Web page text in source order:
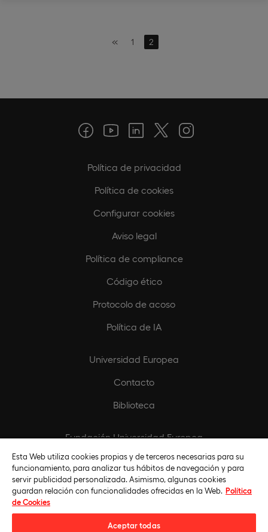
« 1 2
Política de privacidad
Política de cookies
Configurar cookies
Aviso legal
Política de compliance
Código ético
Protocolo de acoso
Política de IA
Universidad Europea
Contacto
Biblioteca
Fundación Universidad Europea
Titulaciones por instituciones
Esta Web utiliza cookies propias y de terceros necesarias para su
funcionamiento, para analizar tus hábitos de navegación y para
servir publicidad personalizada. Asimismo, algunas cookies
guardan relación con funcionalidades ofrecidas en la Web. Política
de Cookies
Aceptar todas